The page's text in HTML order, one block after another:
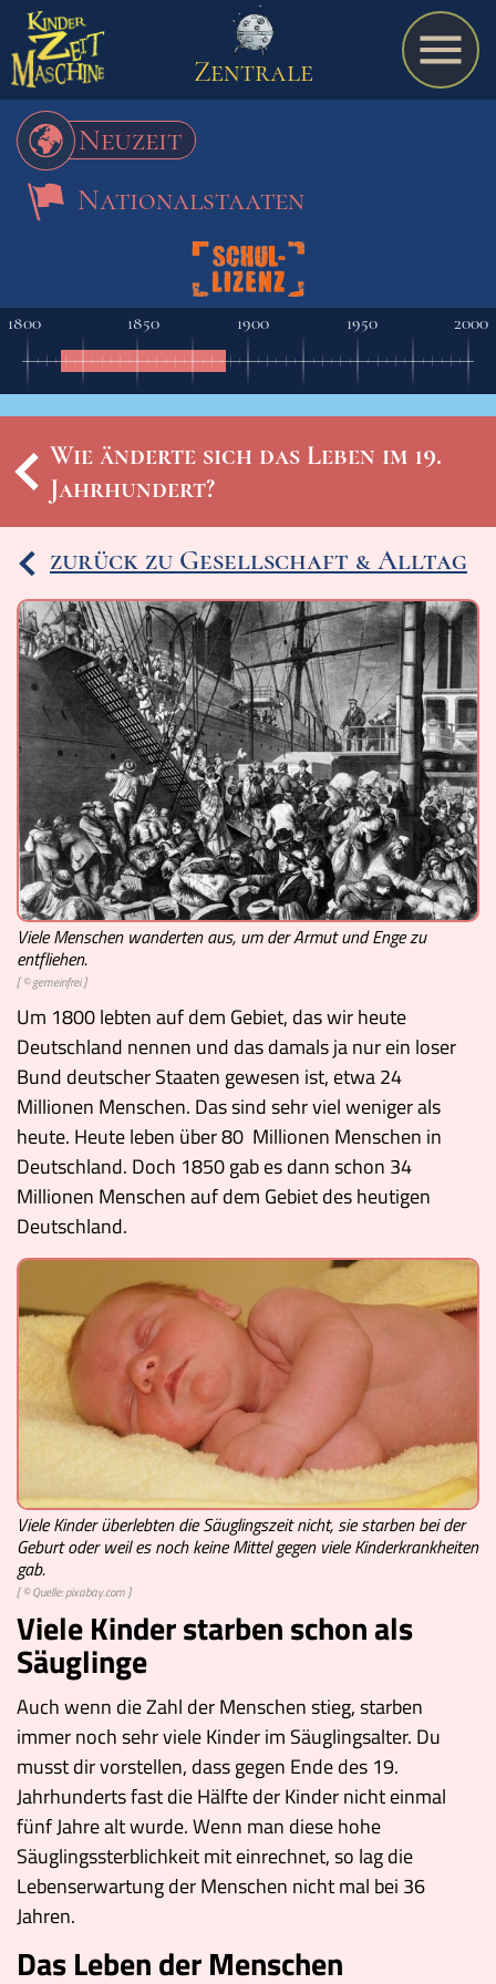
Spiel
A bis Z
Termine
Schulmaterialien
Zentrale
Neuzeit
Nationalstaaten
1800 1850 1900 1950 2000
Ereignisse
Lucys Wissensbox
Karte
Quiz
Memospiel
Videos
Mach mit!
Buchtipps
Museen
Wie änderte sich das Leben im 19.
Jahrhundert?
zurück zu Gesellschaft & Alltag
Viele Menschen wanderten aus, um der Armut und Enge zu
entfliehen.
[ © gemeinfrei ]
Um 1800 lebten auf dem Gebiet, das wir heute
Deutschland nennen und das damals ja nur ein loser
Bund deutscher Staaten gewesen ist, etwa 24
Millionen Menschen. Das sind sehr viel weniger als
heute. Heute leben über 80 Millionen Menschen in
Deutschland. Doch 1850 gab es dann schon 34
Millionen Menschen auf dem Gebiet des heutigen
Deutschland.
Viele Kinder überlebten die Säuglingszeit nicht, sie starben bei der
Geburt oder weil es noch keine Mittel gegen viele Kinderkrankheiten
gab.
[ ©Quelle: pixabay.com]
Viele Kinder starben schon als
Säuglinge
Auch wenn die Zahl der Menschen stieg, starben
immer noch sehr viele Kinder im Säuglingsalter. Du
musst dir vorstellen, dass gegen Ende des 19.
Jahrhunderts fast die Hälfte der Kinder nicht einmal
fünf Jahre alt wurde. Wenn man diese hohe
Säuglingssterblichkeit mit einrechnet, so lag die
Lebenserwartung der Menschen nicht mal bei 36
Jahren.
Das Leben der Menschen